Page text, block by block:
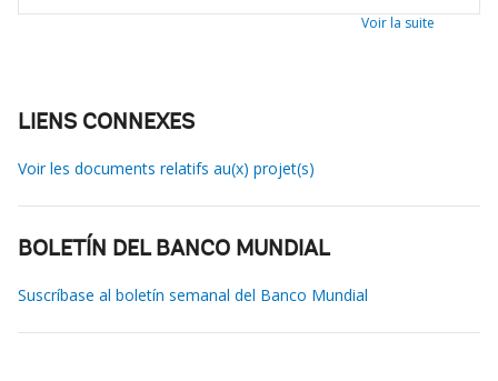
Voir la suite
LIENS CONNEXES
Voir les documents relatifs au(x) projet(s)
BOLETÍN DEL BANCO MUNDIAL
Suscríbase al boletín semanal del Banco Mundial